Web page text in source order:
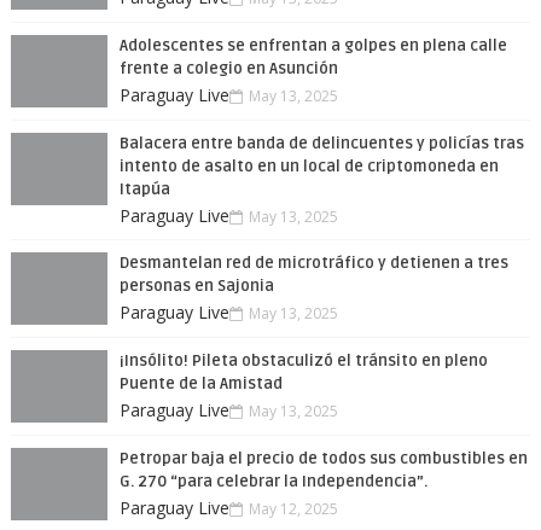
Adolescentes se enfrentan a golpes en plena calle
frente a colegio en Asunción
Paraguay Live May 13, 2025
Balacera entre banda de delincuentes y policías tras
intento de asalto en un local de criptomoneda en
Itapúa
Paraguay Live May 13, 2025
Desmantelan red de microtráfico y detienen a tres
personas en Sajonia
Paraguay Live May 13, 2025
¡Insólito! Pileta obstaculizó el tránsito en pleno
Puente de la Amistad
Paraguay Live May 13, 2025
Petropar baja el precio de todos sus combustibles en
G. 270 “para celebrar la Independencia”.
Paraguay Live May 12, 2025